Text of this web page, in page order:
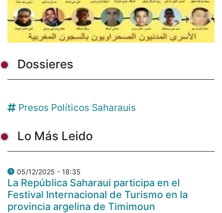
Dossieres
Presos Políticos Saharauis
Lo Más Leido
05/12/2025 - 18:35
La República Saharaui participa en el
Festival Internacional de Turismo en la
provincia argelina de Timimoun